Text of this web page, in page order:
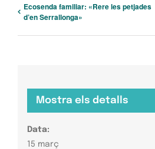
Ecosenda familiar: «Rere les petjades
d’en Serrallonga»
Mostra els detalls
Data:
15 març